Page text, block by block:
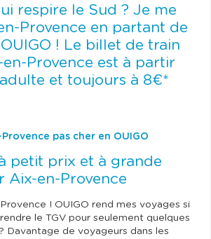
respire le Sud ? Je me
Provence en partant de
! Le billet de train
en-Provence est à partir
et toujours à 8€*
pas cher en OUIGO
petit prix et à grande
Aix-en-Provence
! OUIGO rend mes voyages si
le TGV pour seulement quelques
Davantage de voyageurs dans les